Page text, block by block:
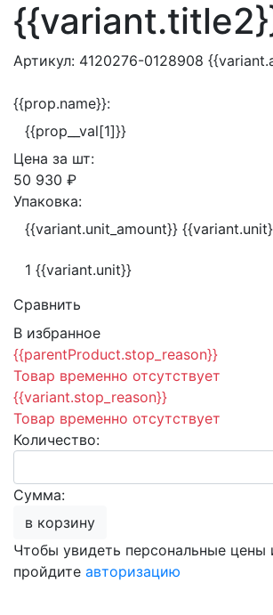
Артикул: 4120276-0128908
{{prop.name}}:
{{prop__val[1]}}
Цена за шт:
50 930 ₽
Упаковка:
{{variant.unit_amount}}
1 {{variant.unit}}
Сравнить
В избранное
{{parentProduct.stop_reason}}
Товар временно отсутствует
{{variant.stop_reason}}
Товар временно отсутствует
Количество:
Сумма:
в корзину
Чтобы увидеть персональные цены
пройдите авторизацию